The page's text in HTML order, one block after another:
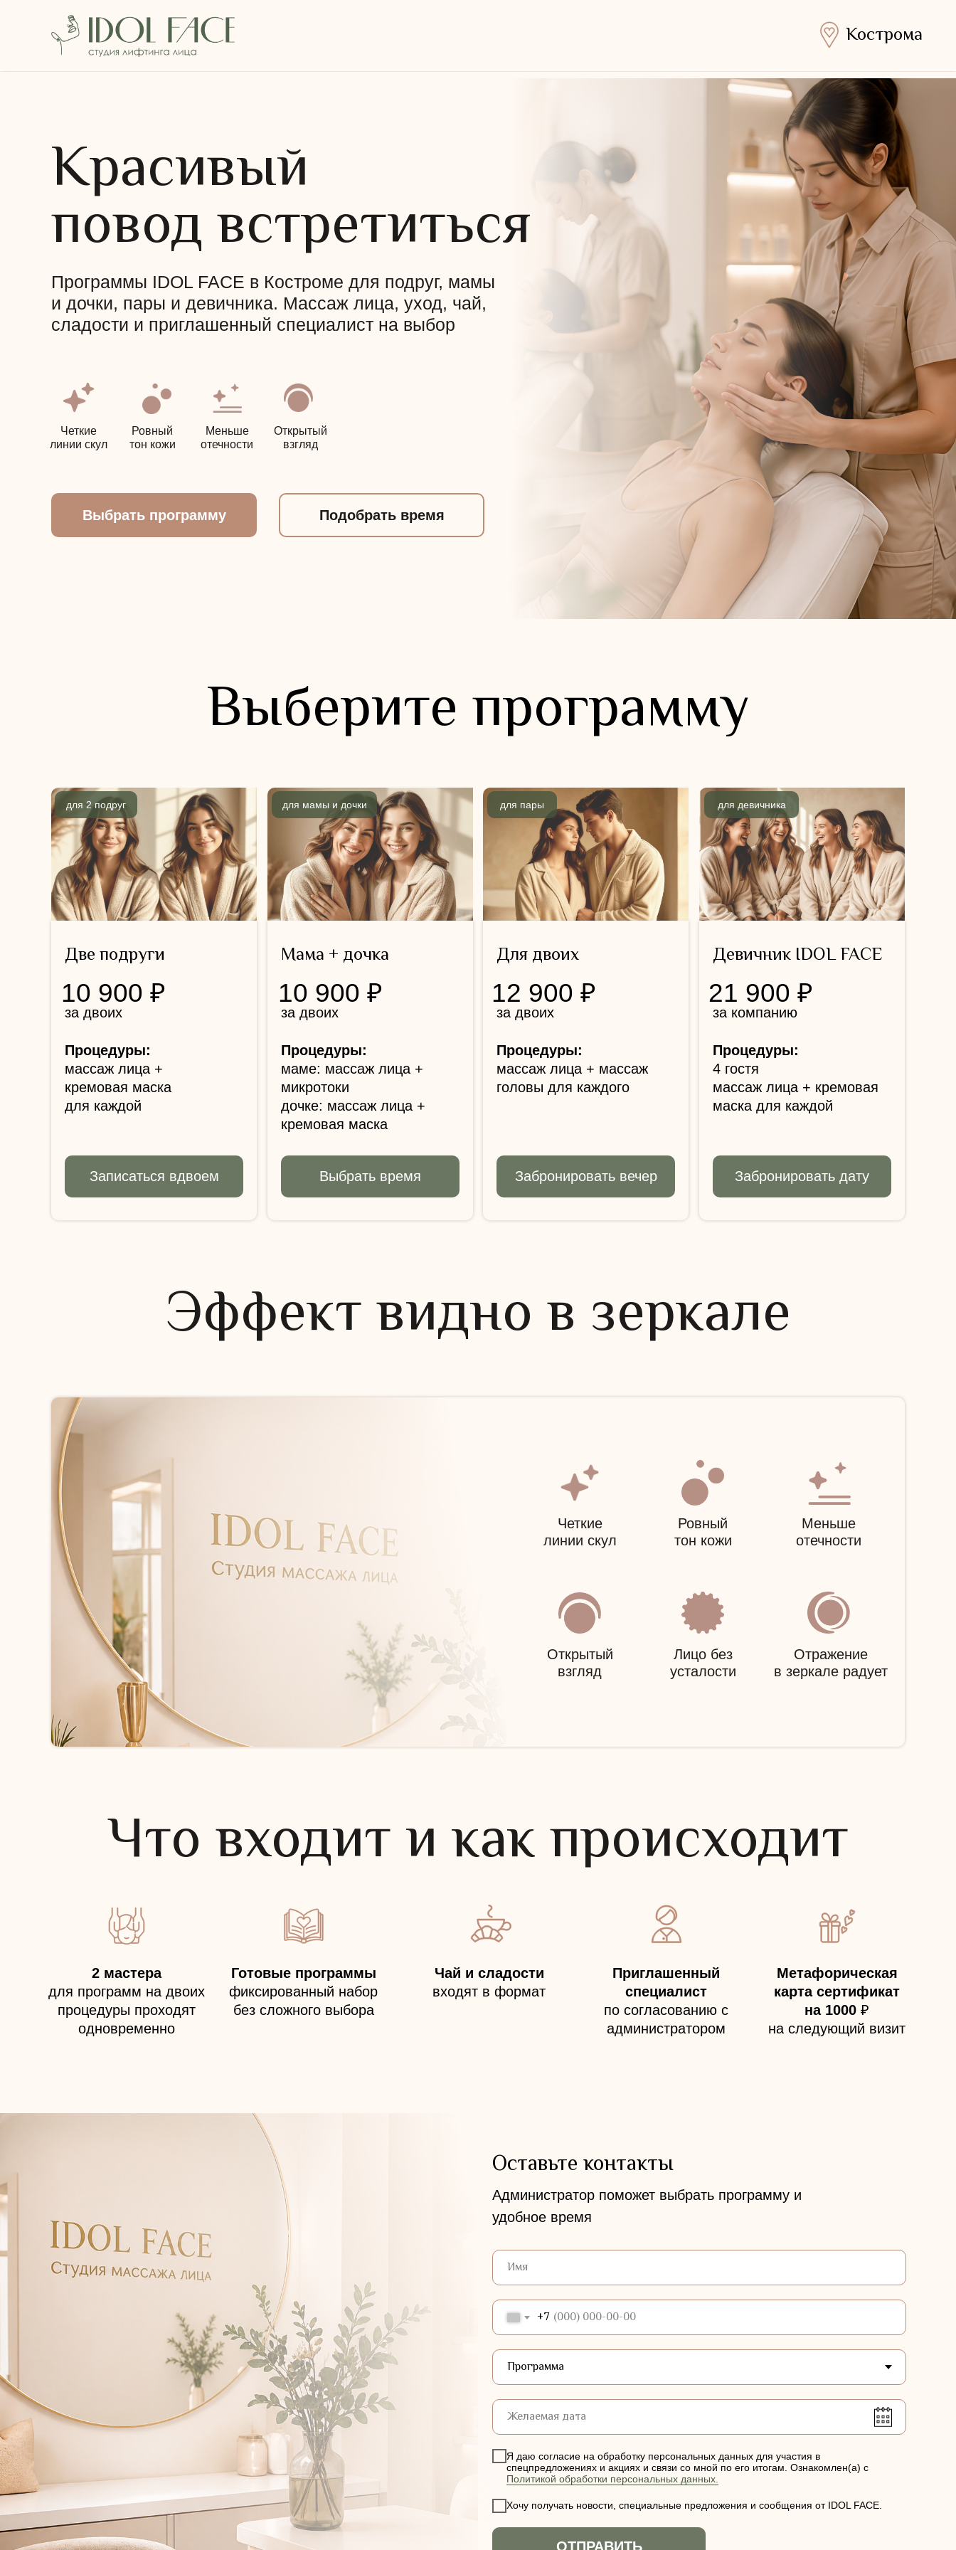
Кострома
Красивый
повод встретиться
Программы IDOL FACE в Костроме для подруг, мамы
и дочки, пары и девичника. Массаж лица, уход, чай,
сладости и приглашенный специалист на выбор
Четкие
линии скул
Ровный
тон кожи
Меньше
отечности
Открытый
взгляд
Выбрать программу Подобрать время
Выберите программу
Две подруги
за двоих
Процедуры:
массаж лица +
кремовая маска
для каждой
10 900 ₽
для 2 подруг
Записаться вдвоем
Мама + дочка
за двоих
Процедуры:
маме: массаж лица +
микротоки
дочке: массаж лица +
кремовая маска
10 900 ₽
Выбрать время
Для двоих
за двоих
Процедуры:
массаж лица + массаж
головы для каждого
12 900 ₽
Забронировать вечер
Девичник IDOL FACE
за компанию
Процедуры:
4 гостя
массаж лица + кремовая
маска для каждой
21 900 ₽
Забронировать дату
для мамы и дочки для пары для девичника
Эффект видно в зеркале
Четкие
линии скул
Ровный
тон кожи
Меньше
отечности
Открытый
взгляд
Лицо без
усталости
Отражение
в зеркале радует
Что входит и как происходит
2 мастера
для программ на двоих
процедуры проходят
одновременно
Готовые программы
фиксированный набор
без сложного выбора
Чай и сладости
входят в формат
Приглашенный
специалист
по согласованию с
администратором
Метафорическая
карта сертификат
на 1000 ₽
на следующий визит
Оставьте контакты
Администратор поможет выбрать программу и
удобное время
+7
Я даю согласие на обработку персональных данных для участия в
спецпредложениях и акциях и связи со мной по его итогам. Ознакомлен(а) с
Политикой обработки персональных данных.
Хочу получать новости, специальные предложения и сообщения от IDOL FACE.
ОТПРАВИТЬ